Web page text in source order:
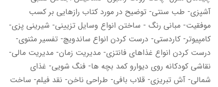
آشپزی- طب سنتی- توضیح در مورد کتاب رازهایی بر کسب
موفقیت- مبانی رنگ - ساختن انواع وسایل تزیینی- شیرینی پزی-
کامپیوتر- کاردستی- درست کردن انواع ساندویچ- تفسیر مثنوی-
درست کردن انواع غذاهای فانتزی- مدیریت زمان- مدیریت مالی-
نقاشی کودکانه روی دیوارو کمد بچه ها- فنگ شویی- غذای
شمالی- آش تبریزی- قلاب بافی- طراحی ناخن- نقد فیلم- ساخت